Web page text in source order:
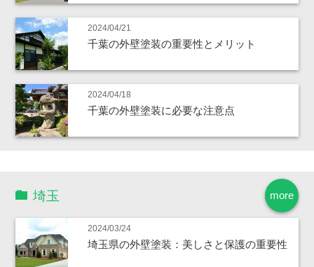
2024/04/21
千葉の外壁塗装の重要性とメリット
2024/04/18
千葉の外壁塗装に必要な注意点
more
埼玉
2024/03/24
埼玉県の外壁塗装：美しさと保護の重要性